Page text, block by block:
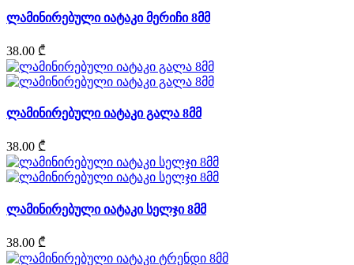
ლამინირებული იატაკი მერიჩი 8მმ
38.00 ₾
ლამინირებული იატაკი გალა 8მმ
38.00 ₾
ლამინირებული იატაკი სელჯი 8მმ
38.00 ₾